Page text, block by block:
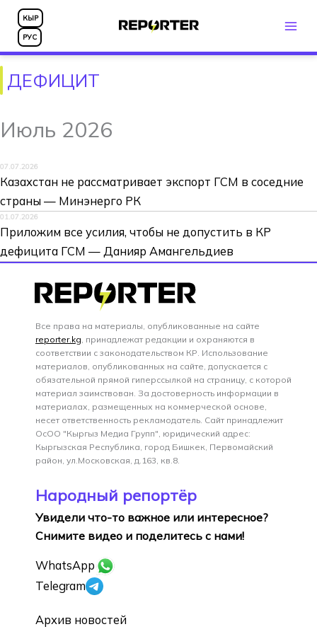
Перейти
содержимому
КЫР
РУС
ДЕФИЦИТ
Июль 2026
07.07.2026
Казахстан не рассматривает экспорт ГСМ в соседние
страны — Минэнерго РК
01.07.2026
Приложим все усилия, чтобы не допустить в КР
дефицита ГСМ — Данияр Амангельдиев
Все права на материалы, опубликованные на сайте
reporter.kg, принадлежат редакции и охраняются в
соответствии с законодательством КР. Использование
материалов, опубликованных на сайте, допускается с
обязательной прямой гиперссылкой на страницу, с которой
материал заимствован. За достоверность информации в
материалах, размещенных на коммерческой основе,
несет ответственность рекламодатель. Сайт принадлежит
ОсОО "Кыргыз Медиа Групп", юридический адрес:
Кыргызская Республика, город Бишкек, Первомайский
район, ул.Московская, д.163, кв.8.
Народный репортёр
Увидели что-то важное или интересное?
Снимите видео и поделитесь с нами!
WhatsApp
Telegram
Архив новостей